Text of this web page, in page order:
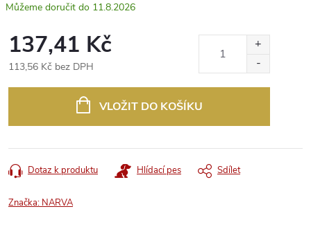
11.8.2026
137,41 Kč
113,56 Kč bez DPH
VLOŽIT DO KOŠÍKU
Dotaz k produktu Hlídací pes Sdílet
Značka: NARVA